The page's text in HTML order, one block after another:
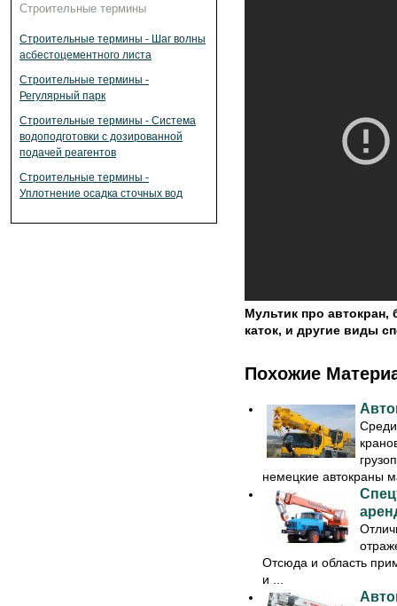
Строительные термины
Строительные термины - Шаг волны
асбестоцементного листа
Строительные термины -
Регулярный парк
Строительные термины - Система
водоподготовки с дозированной
подачей реагентов
Строительные термины -
Уплотнение осадка сточных вод
Мультик про
каток, и другие виды
Похожие
немецкие автокраны
Отсюда и область
и ...